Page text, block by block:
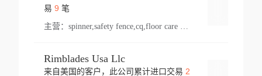
易 9 笔
主营：
Rimblades Usa Llc
来自美国的客户，此公司累计进口交易 2